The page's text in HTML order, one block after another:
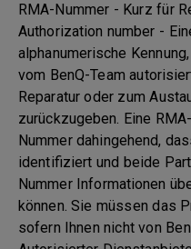
RMA-Nummer - Kurz für
Authorization number -
alphanumerische
vom BenQ-Team
Reparatur oder zum
zurückzugeben. Eine
Nummer dahingehend,
identifiziert und beide
Nummer Informationen
können. Sie müssen das
sofern Ihnen nicht von